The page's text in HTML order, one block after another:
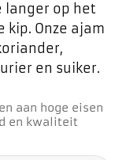
langer op het
kip. Onze ajam
en suiker.
aan hoge eisen
en kwaliteit